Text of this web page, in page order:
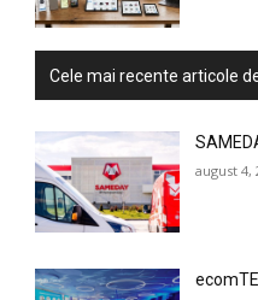
Cele mai recente articole
august 4,